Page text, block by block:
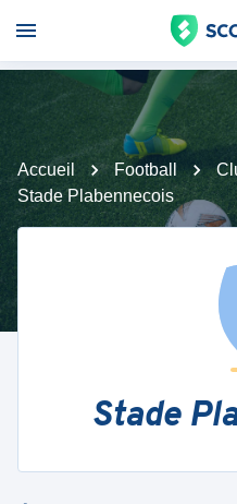
Accueil Football
Stade Plabennecois
Stade